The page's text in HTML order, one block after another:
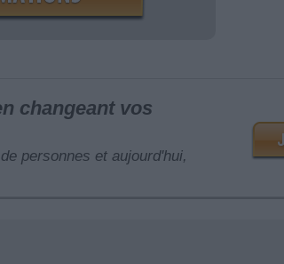
changeant vos
personnes et aujourd'hui,